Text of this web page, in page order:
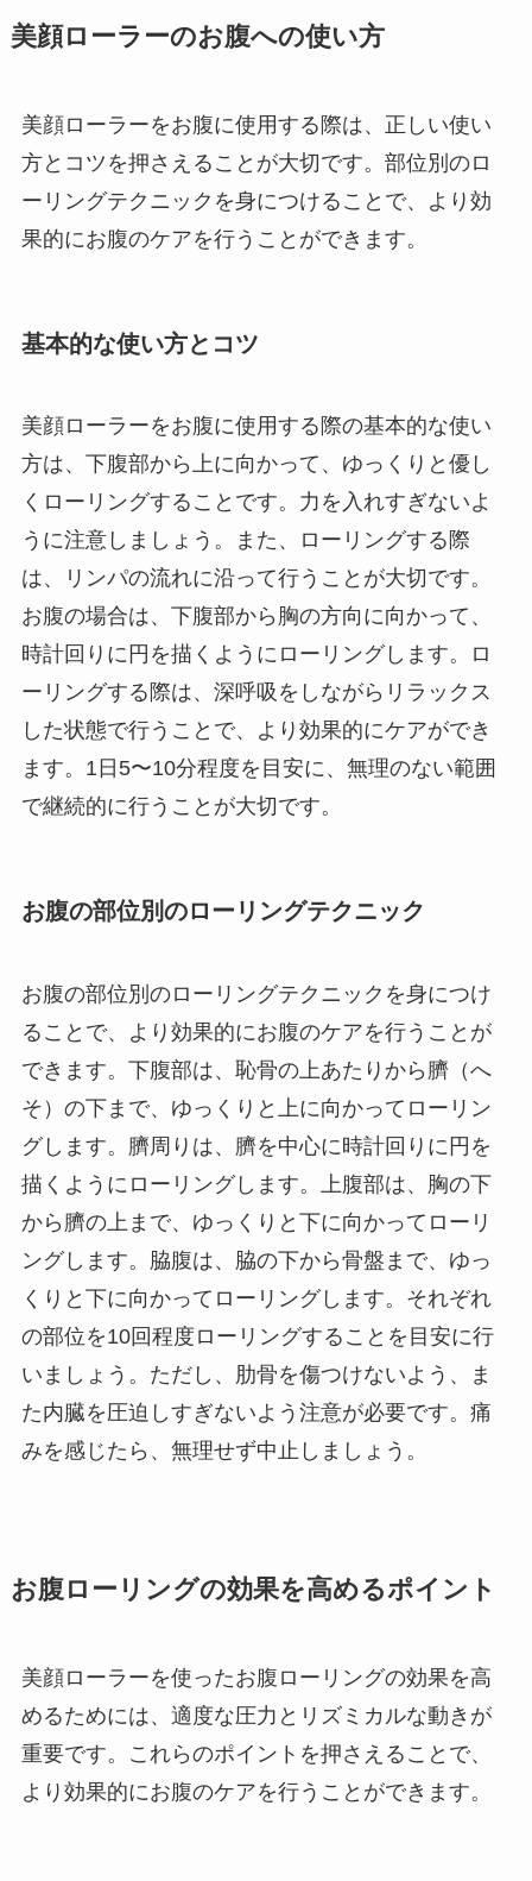
美顔ローラーのお腹への使い方
美顔ローラーをお腹に使用する際は、正しい使い
方とコツを押さえることが大切です。部位別のロ
ーリングテクニックを身につけることで、より効
果的にお腹のケアを行うことができます。
基本的な使い方とコツ
美顔ローラーをお腹に使用する際の基本的な使い
方は、下腹部から上に向かって、ゆっくりと優し
くローリングすることです。力を入れすぎないよ
うに注意しましょう。また、ローリングする際
は、リンパの流れに沿って行うことが大切です。
お腹の場合は、下腹部から胸の方向に向かって、
時計回りに円を描くようにローリングします。ロ
ーリングする際は、深呼吸をしながらリラックス
した状態で行うことで、より効果的にケアができ
ます。1日5〜10分程度を目安に、無理のない範囲
で継続的に行うことが大切です。
お腹の部位別のローリングテクニック
お腹の部位別のローリングテクニックを身につけ
ることで、より効果的にお腹のケアを行うことが
できます。下腹部は、恥骨の上あたりから臍（へ
そ）の下まで、ゆっくりと上に向かってローリン
グします。臍周りは、臍を中心に時計回りに円を
描くようにローリングします。上腹部は、胸の下
から臍の上まで、ゆっくりと下に向かってローリ
ングします。脇腹は、脇の下から骨盤まで、ゆっ
くりと下に向かってローリングします。それぞれ
の部位を10回程度ローリングすることを目安に行
いましょう。ただし、肋骨を傷つけないよう、ま
た内臓を圧迫しすぎないよう注意が必要です。痛
みを感じたら、無理せず中止しましょう。
お腹ローリングの効果を高めるポイント
美顔ローラーを使ったお腹ローリングの効果を高
めるためには、適度な圧力とリズミカルな動きが
重要です。これらのポイントを押さえることで、
より効果的にお腹のケアを行うことができます。